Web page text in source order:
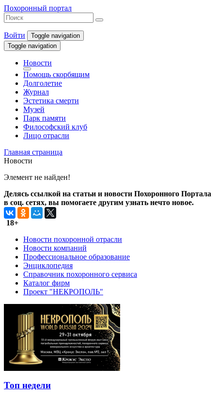
Похоронный портал
Войти
Toggle navigation
Toggle navigation
Новости
Помощь скорбящим
Долголетие
Журнал
Эстетика смерти
Музей
Парк памяти
Философский клуб
Лицо отрасли
Главная страница
Новости
Элемент не найден!
Делясь ссылкой на статьи и новости Похоронного Портала
в соц. сетях, вы помогаете другим узнать нечто новое.
18+
Новости похоронной отрасли
Новости компаний
Профессиональное образование
Энциклопедия
Справочник похоронного сервиса
Каталог фирм
Проект "НЕКРОПОЛЬ"
Топ недели